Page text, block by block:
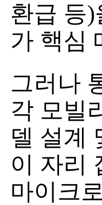
환급 등
가 핵심
그러나
각 모빌
델 설계
이 자리
마이크